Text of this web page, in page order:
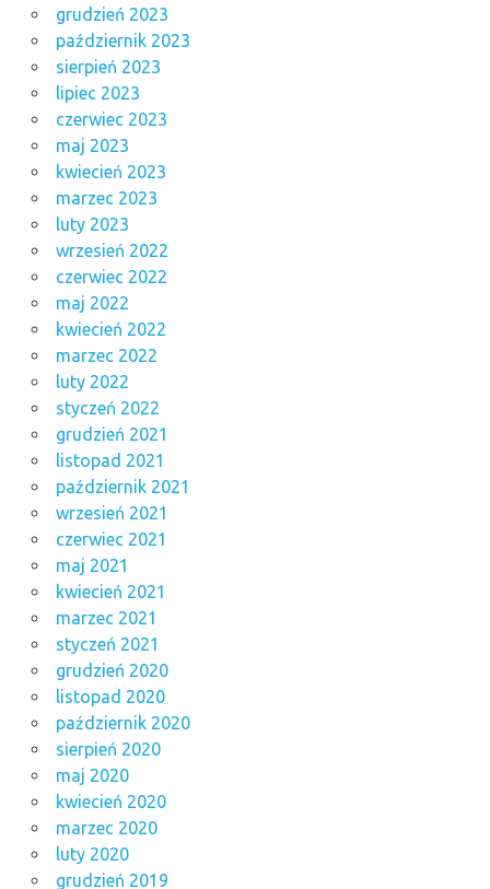
grudzień 2023
październik 2023
sierpień 2023
lipiec 2023
czerwiec 2023
maj 2023
kwiecień 2023
marzec 2023
luty 2023
wrzesień 2022
czerwiec 2022
maj 2022
kwiecień 2022
marzec 2022
luty 2022
styczeń 2022
grudzień 2021
listopad 2021
październik 2021
wrzesień 2021
czerwiec 2021
maj 2021
kwiecień 2021
marzec 2021
styczeń 2021
grudzień 2020
listopad 2020
październik 2020
sierpień 2020
maj 2020
kwiecień 2020
marzec 2020
luty 2020
grudzień 2019